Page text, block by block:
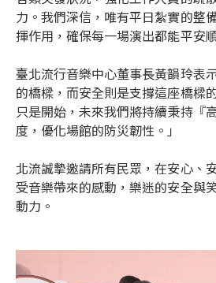
力。我們深信，唯有平日紮實的整
揮作用，確保每一場演出都能平安
臺北流行音樂中心董事長黃韻玲表
的橋樑，而安全則是支撐這座橋樑
只是開始，未來我們將持續秉持『
度，優化場館的防災韌性。」
北流誠摯邀請所有民眾，在安心、
受音樂帶來的感動，樂迷的安全與
動力。